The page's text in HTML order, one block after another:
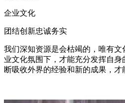
企业文化
团结创新忠诚务实
我们深知资源是会枯竭的，唯有
业文化氛围下，才能充分发挥自
断吸收外界的经验和新的成果，才